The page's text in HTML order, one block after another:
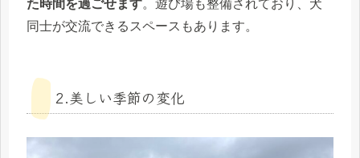
た時間を過ごせます。遊び場も整備されており、犬
同士が交流できるスペースもあります。
2.美しい季節の変化